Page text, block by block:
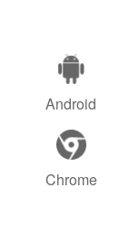
Android
Chrome